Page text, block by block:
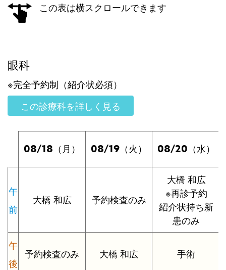
この表は横スクロールできます
眼科
※完全予約制（紹介状必須）
この診療科を詳しく見る
08/18 （月） 08/19 （火） 08/20 （水）
午
前
大橋 和広 予約検査のみ
大橋 和広
※再診予約
紹介状持ち新
患のみ
午
後
予約検査のみ 大橋 和広 手術